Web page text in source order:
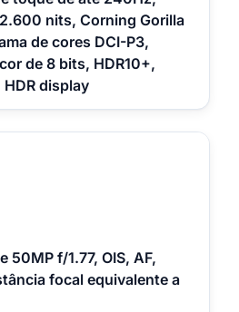
nits, Corning Gorilla
de cores DCI-P3,
de 8 bits, HDR10+,
display
50MP f/1.77, OIS, AF,
focal equivalente a